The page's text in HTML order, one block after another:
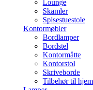
Lounge
Skamler
Spisestuestole
Kontormøbler
Bordlamper
Bordstel
Kontormåtte
Kontorstol
Skriveborde
Tilbehør til